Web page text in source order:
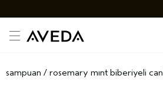
sampuan / rosemary mint bi̇beri̇yeli̇